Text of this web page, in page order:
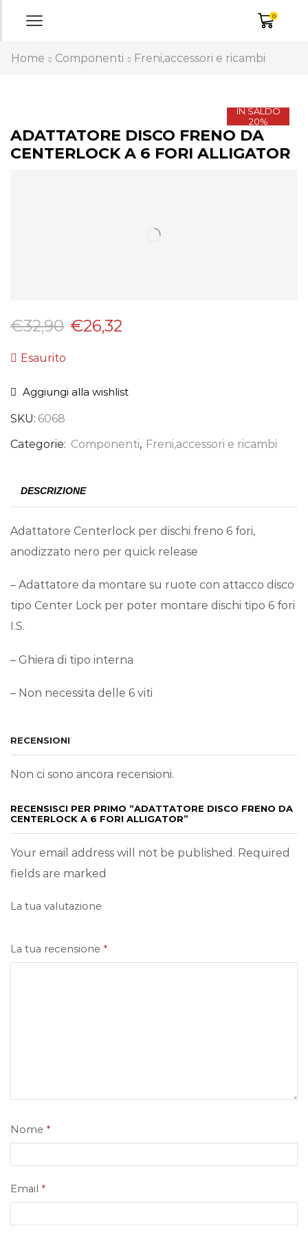
0
Home Componenti Freni,accessori e ricambi
IN SALDO
20%
ADATTATORE DISCO FRENO DA
CENTERLOCK A 6 FORI ALLIGATOR
€32,90 €26,32
Esaurito
Aggiungi alla wishlist
SKU: 6068
Categorie: Componenti, Freni,accessori e ricambi
DESCRIZIONE
Adattatore Centerlock per dischi freno 6 fori,
anodizzato nero per quick release
– Adattatore da montare su ruote con attacco disco
tipo Center Lock per poter montare dischi tipo 6 fori
I.S.
– Ghiera di tipo interna
– Non necessita delle 6 viti
RECENSIONI
Non ci sono ancora recensioni.
RECENSISCI PER PRIMO “ADATTATORE DISCO FRENO DA
CENTERLOCK A 6 FORI ALLIGATOR”
Your email address will not be published. Required
fields are marked
La tua valutazione
La tua recensione *
Nome *
Email *